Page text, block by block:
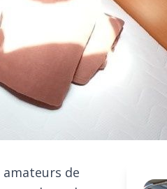
de